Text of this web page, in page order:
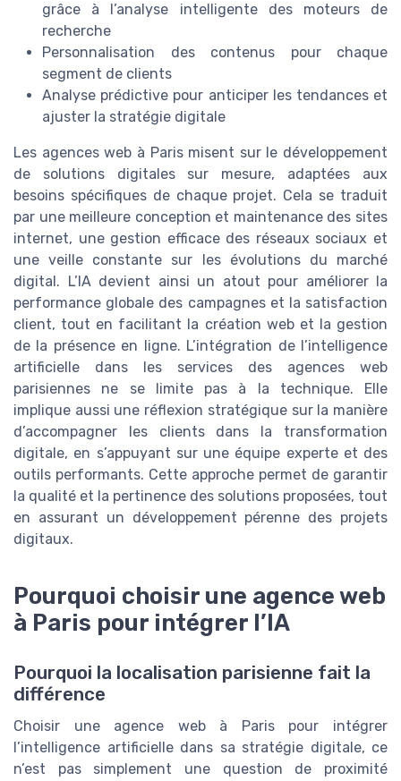
grâce à l’analyse intelligente des moteurs de
recherche
Personnalisation des contenus pour chaque
segment de clients
Analyse prédictive pour anticiper les tendances et
ajuster la stratégie digitale
Les agences web à Paris misent sur le développement
de solutions digitales sur mesure, adaptées aux
besoins spécifiques de chaque projet. Cela se traduit
par une meilleure conception et maintenance des sites
internet, une gestion efficace des réseaux sociaux et
une veille constante sur les évolutions du marché
digital. L’IA devient ainsi un atout pour améliorer la
performance globale des campagnes et la satisfaction
client, tout en facilitant la création web et la gestion
de la présence en ligne. L’intégration de l’intelligence
artificielle dans les services des agences web
parisiennes ne se limite pas à la technique. Elle
implique aussi une réflexion stratégique sur la manière
d’accompagner les clients dans la transformation
digitale, en s’appuyant sur une équipe experte et des
outils performants. Cette approche permet de garantir
la qualité et la pertinence des solutions proposées, tout
en assurant un développement pérenne des projets
digitaux.
Pourquoi choisir une agence web
à Paris pour intégrer l’IA
Pourquoi la localisation parisienne fait la
différence
Choisir une agence web à Paris pour intégrer
l’intelligence artificielle dans sa stratégie digitale, ce
n’est pas simplement une question de proximité